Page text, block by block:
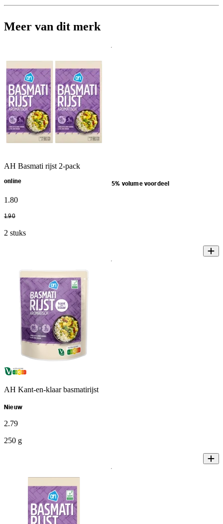
Meer van dit merk
AH Basmati rijst 2-pack
online 5% volume voordeel
1.80
1.90
2 stuks
AH Kant-en-klaar basmatirijst
Nieuw
2.79
250 g